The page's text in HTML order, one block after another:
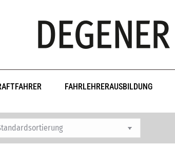
FAHRLEHRERAUSBILDUNG